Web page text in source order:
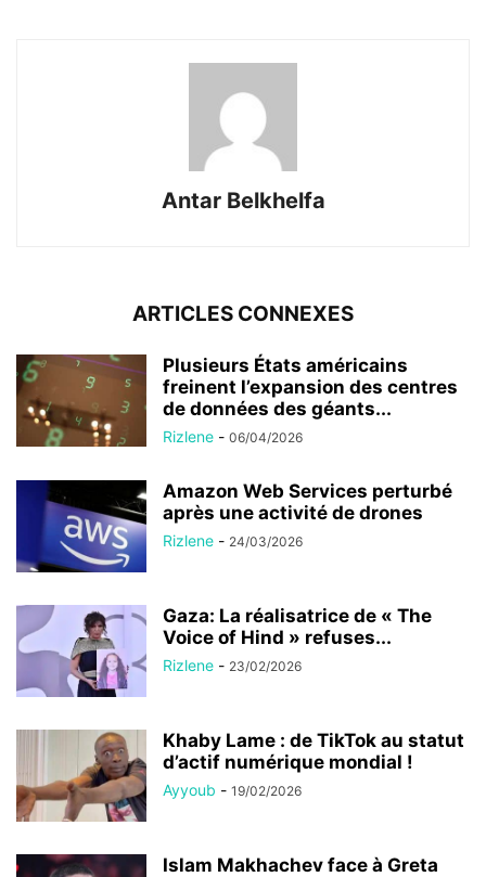
Antar Belkhelfa
ARTICLES CONNEXES
Plusieurs États américains
freinent l’expansion des centres
de données des géants...
Rizlene - 06/04/2026
Amazon Web Services perturbé
après une activité de drones
Rizlene - 24/03/2026
Gaza: La réalisatrice de « The
Voice of Hind » refuses...
Rizlene - 23/02/2026
Khaby Lame : de TikTok au statut
d’actif numérique mondial !
Ayyoub - 19/02/2026
Islam Makhachev face à Greta